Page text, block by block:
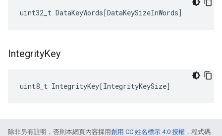
uint32_t DataKeyWords[DataKeySizeInWords]
IntegrityKey
uint8_t IntegrityKey[IntegrityKeySize]
除非另有註明，否則本網頁內容採用創用 CC 姓名標示 4.0 授權 ，程式碼